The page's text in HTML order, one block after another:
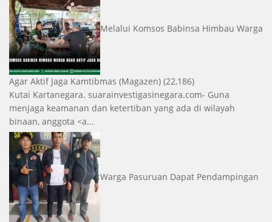
Melalui Komsos Babinsa Himbau Warga
Agar Aktif Jaga Kamtibmas (Magazen) (22,186)
Kutai Kartanegara. suarainvestigasinegara.com- Guna
menjaga keamanan dan ketertiban yang ada di wilayah
binaan, anggota <a...
Warga Pasuruan Dapat Pendampingan